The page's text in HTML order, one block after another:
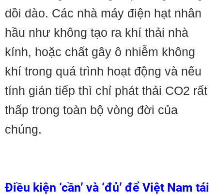
dồi dào. Các nhà máy điện hạt nhân
hầu như không tạo ra khí thải nhà
kính, hoặc chất gây ô nhiễm không
khí trong quá trình hoạt động và nếu
tính gián tiếp thì chỉ phát thải CO2 rất
thấp trong toàn bộ vòng đời của
chúng.
Điều kiện ‘cần’ và ‘đủ’ để Việt Nam tái